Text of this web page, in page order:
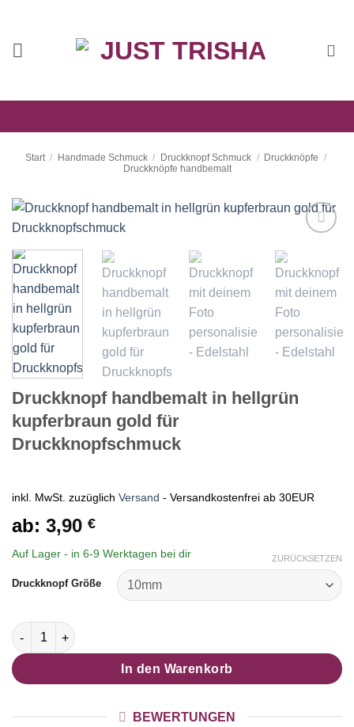
springen
Start / Handmade Schmuck / Druckknopf Schmuck / Druckknöpfe /
Druckknöpfe handbemalt
Wunschliste
Druckknopf handbemalt in hellgrün
kupferbraun gold für
Druckknopfschmuck
inkl. MwSt. zuzüglich Versand - Versandkostenfrei ab 30EUR
ab: 3,90 €
Auf Lager - in 6-9 Werktagen bei dir
Druckknopf Größe
ZURÜCKSETZEN
Druckknopf handbemalt in hellgrün kupferbraun gold für
In den Warenkorb
BEWERTUNGEN